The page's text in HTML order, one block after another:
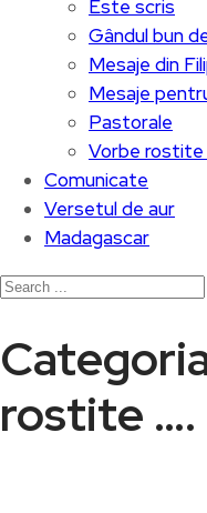
Este scris
Gândul bun
Mesaje din
Mesaje
Pastorale
Vorbe rostite
Comunicate
Versetul de aur
Madagascar
rostite ….